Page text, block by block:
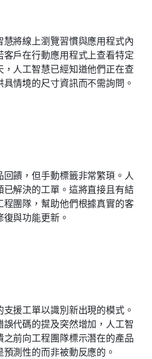
將線上瀏覽習慣與應用程式內
戶在行動應用程式上查看特定
人工智慧已經知道他們正在查
情境的尺寸資訊而不需詢問。
饋，但手動標籤非常繁瑣。人
解決的工單。這將直接且有結
團隊，幫助他們根據真實的客
與功能更新。
援工單以識別新出現的模式。
代碼的提及突然增加，人工智
前向工程團隊標示潛在的產品
測性的而非被動反應的。